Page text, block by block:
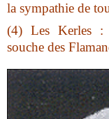
la sympathie de
(4) Les Kerles :
souche des